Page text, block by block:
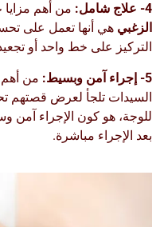
4- علاج شامل: من أهم مزايا
الزغبي هي أنها تعمل على
التركيز على خط واحد أو
5- إجراء آمن وبسيط:
من أهم
السيدات تلجأ لعرض قصتهم
للوجة، هو كون الإجراء آمن
بعد الإجراء مباشرة.